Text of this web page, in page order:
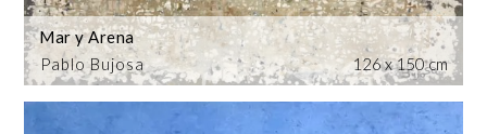
Pablo Bujosa
Mar y Arena
126 x 150 cm